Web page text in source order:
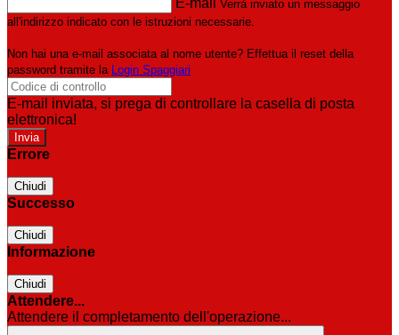
E-mail Verrà inviato un messaggio
all'indirizzo indicato con le istruzioni necessarie.
Non hai una e-mail associata al nome utente? Effettua il reset della
password tramite la Login Spaggiari
E-mail inviata, si prega di controllare la casella di posta
elettronica!
Errore
Chiudi
Successo
Chiudi
Informazione
Chiudi
Attendere...
Attendere il completamento dell'operazione...